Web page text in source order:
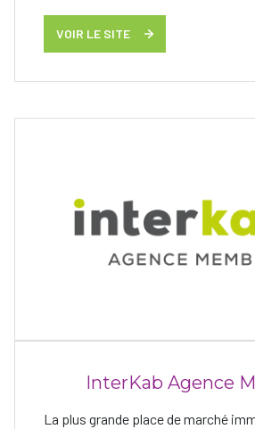
VOIR LE SITE
InterKab Agence
La plus grande place de marché